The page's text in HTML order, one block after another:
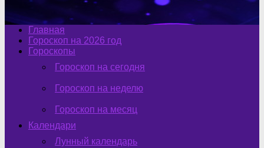
Главная
Гороскоп на 2026 год
Гороскопы
Гороскоп на сегодня
Гороскоп на неделю
Гороскоп на месяц
Календари
Лунный календарь